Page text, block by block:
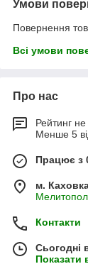
Умови
Повернення
Всі умови
Про нас
Рейтинг
Менше 5
Працює з
м.
Контакти
Сьогодні
Показати